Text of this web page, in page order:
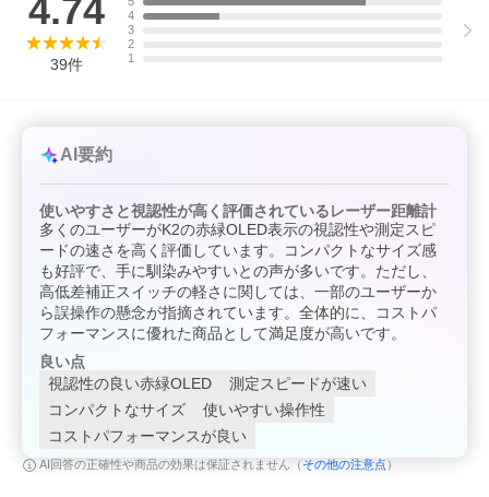
4.74
39件
4
3
2
1
AI要約
使いやすさと視認性が高く評価されているレーザー距離計
多くのユーザーがK2の赤緑OLED表示の視認性や測定スピ
ードの速さを高く評価しています。コンパクトなサイズ感
も好評で、手に馴染みやすいとの声が多いです。ただし、
高低差補正スイッチの軽さに関しては、一部のユーザーか
ら誤操作の懸念が指摘されています。全体的に、コストパ
フォーマンスに優れた商品として満足度が高いです。
良い点
視認性の良い赤緑OLED
測定スピードが速い
コンパクトなサイズ
使いやすい操作性
コストパフォーマンスが良い
AI回答の正確性や商品の効果は保証されません（ その他の注意点 ）